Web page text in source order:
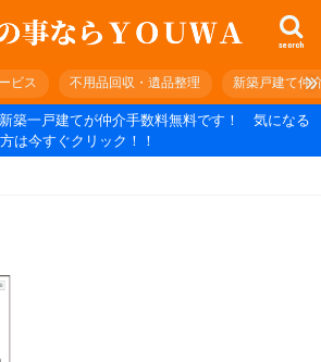
search
ビス 不用品回収・遺品整理 新築戸建て仲
築一戸建てが仲介手数料無料です！ 気になる
方は今すぐクリック！！